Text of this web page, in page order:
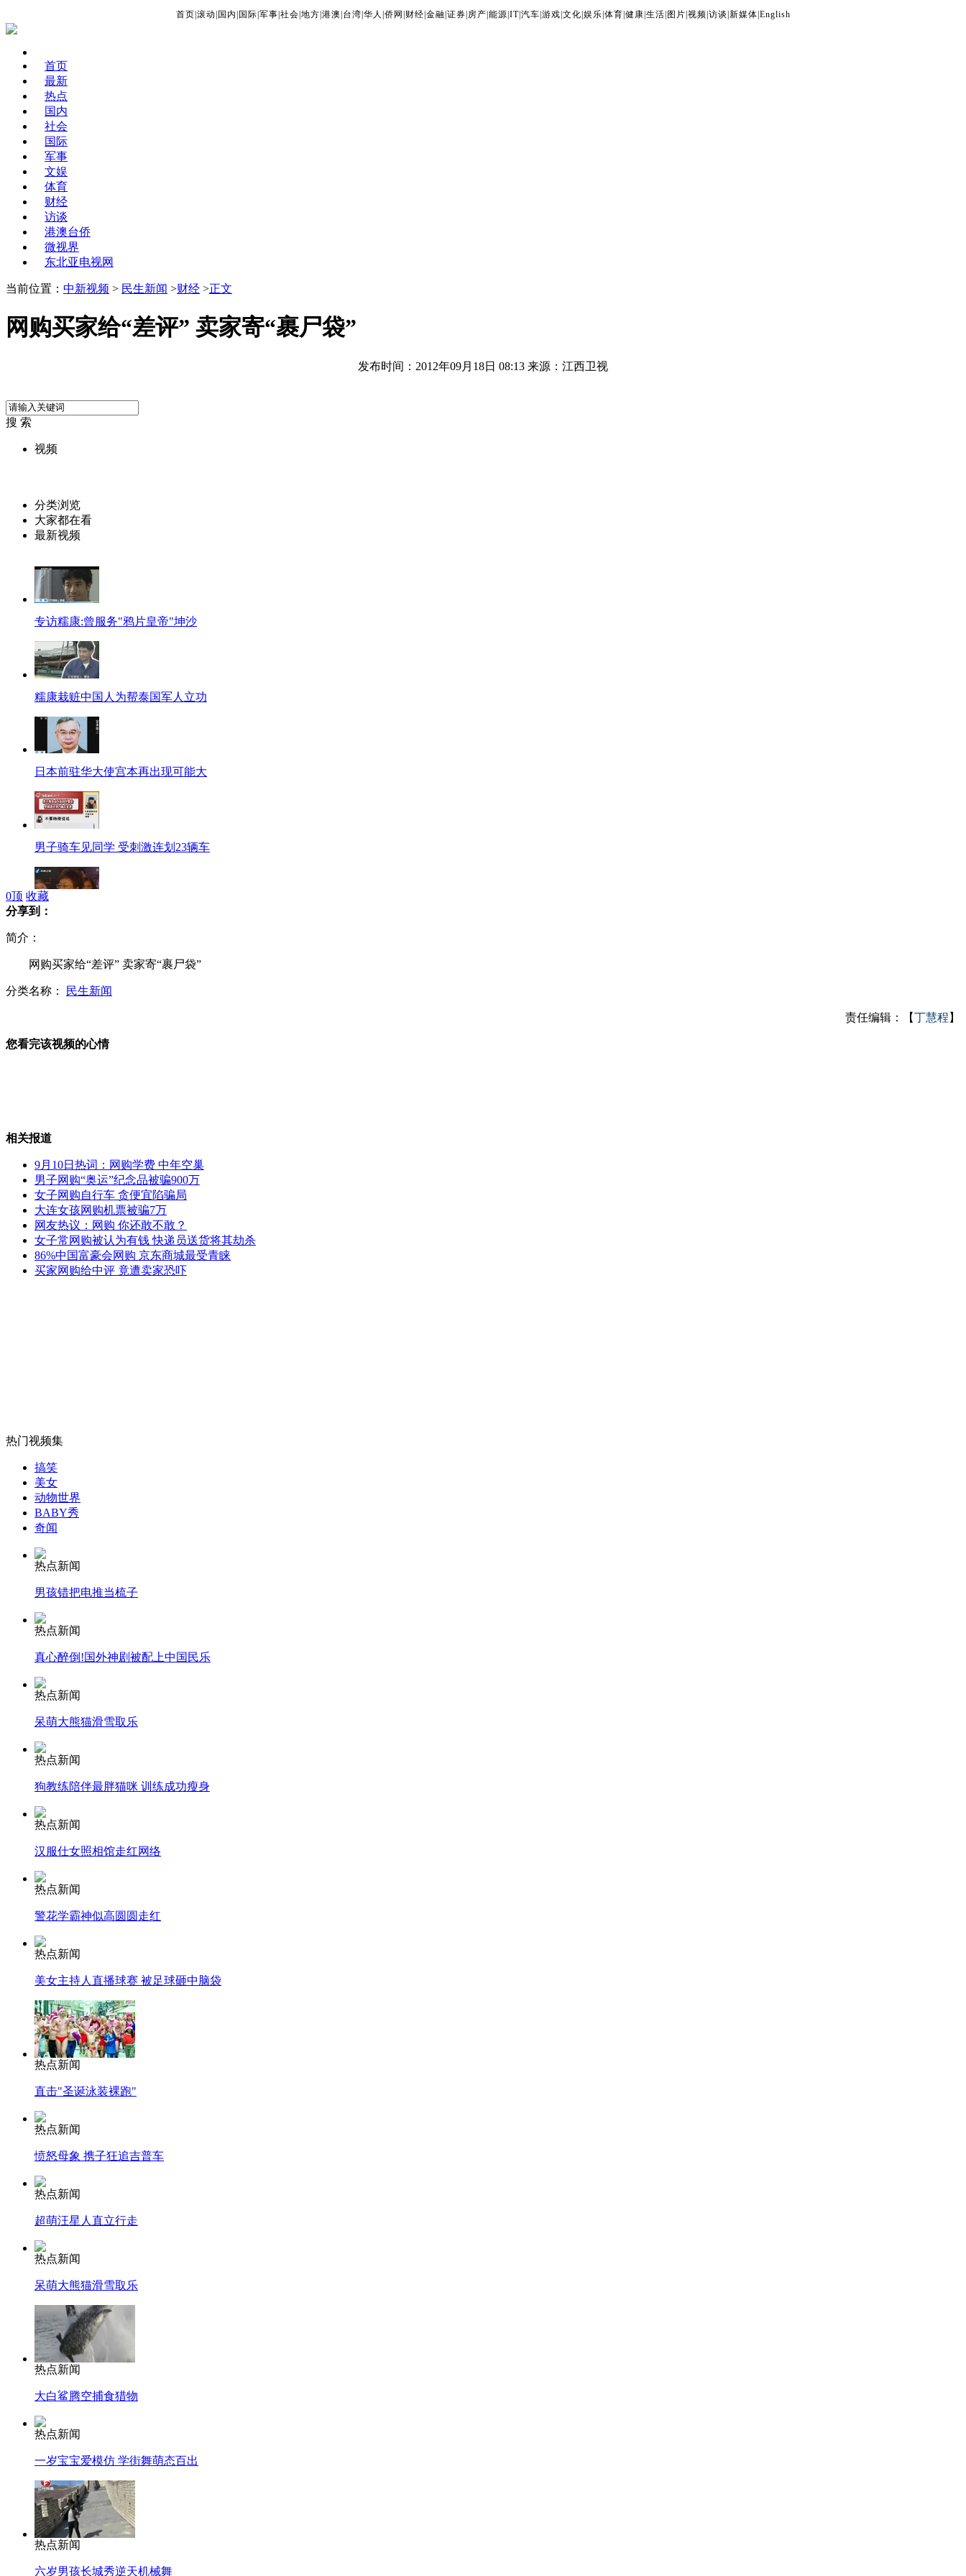
首页 滚动 国内 国际 军事 社会 地方 港澳 台湾 华人 侨网 财经 金融 证券 房产 能源 IT| 汽车 游戏 文化 娱乐 体育 健康 生活 图片 视频 访谈 新媒体 English
首页
最新
热点
国内
社会
国际
军事
文娱
体育
财经
访谈
港澳台侨
微视界
东北亚电视网
当前位置： 中新视频 > 民生新闻 >财经 >正文
网购买家给“差评” 卖家寄“裹尸袋”
发布时间：2012年09月18日 08:13 来源：江西卫视
搜 索
视频
分类浏览
大家都在看
最新视频
专访糯康:曾服务"鸦片皇帝"坤沙
糯康栽赃中国人为帮泰国军人立功
日本前驻华大使宫本再出现可能大
男子骑车见同学 受刺激连划23辆车
日右翼再登钓鱼岛 中方严正交涉
日媒：中国渔船捕鱼将强化中方控制
秋季饮食搭配有讲究
10岁瘫痪儿每天倒立行走3小时上学
外交部：反对强权政治霸凌主义
外交部：有关国家言论片面不公正
安徽一实载49人客车翻车
走！跟着总书记去植树
消防员救轻生者 花炮节热闹非凡
纽约上演“枕头大战”
司机酒驾遇交警 急速倒车逃窜
0顶 收藏
分享到：
简介：
网购买家给“差评” 卖家寄“裹尸袋”
分类名称： 民生新闻
责任编辑：【丁慧程 】
您看完该视频的心情
相关报道
9月10日热词：网购学费 中年空巢
男子网购“奥运”纪念品被骗900万
女子网购自行车 贪便宜陷骗局
大连女孩网购机票被骗7万
网友热议：网购 你还敢不敢？
女子常网购被认为有钱 快递员送货将其劫杀
86%中国富豪会网购 京东商城最受青睐
买家网购给中评 竟遭卖家恐吓
热门视频集
搞笑
美女
动物世界
BABY秀
奇闻
热点新闻
男孩错把电推当梳子
热点新闻
真心醉倒!国外神剧被配上中国民乐
热点新闻
呆萌大熊猫滑雪取乐
热点新闻
狗教练陪伴最胖猫咪 训练成功瘦身
热点新闻
汉服仕女照相馆走红网络
热点新闻
警花学霸神似高圆圆走红
热点新闻
美女主持人直播球赛 被足球砸中脑袋
热点新闻
直击"圣诞泳装裸跑"
热点新闻
愤怒母象 携子狂追吉普车
热点新闻
超萌汪星人直立行走
热点新闻
呆萌大熊猫滑雪取乐
热点新闻
大白鲨腾空捕食猎物
热点新闻
一岁宝宝爱模仿 学街舞萌态百出
热点新闻
六岁男孩长城秀逆天机械舞